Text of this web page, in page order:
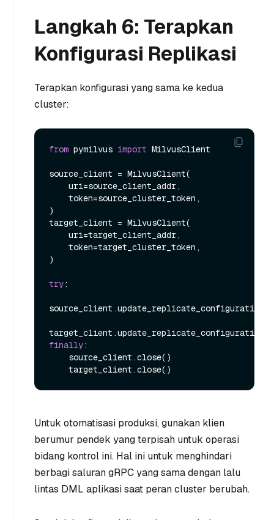
Langkah 6: Terapkan
Konfigurasi Replikasi
Terapkan konfigurasi yang sama ke kedua
cluster:
from pymilvus import MilvusClient
source_client = MilvusClient(
)
target_client = MilvusClient(
)
try:
finally:
Untuk otomatisasi produksi, gunakan klien
berumur pendek yang terpisah untuk operasi
bidang kontrol ini. Hal ini untuk menghindari
berbagi saluran gRPC yang sama dengan lalu
lintas DML aplikasi saat peran cluster berubah.